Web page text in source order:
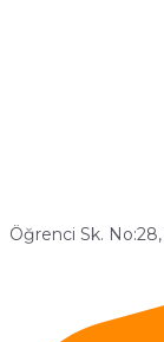
Öğrenci Sk.